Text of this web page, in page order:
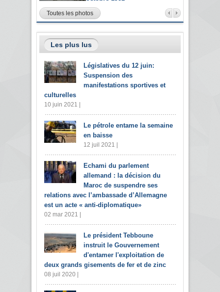
Toutes les photos
Les plus lus
Législatives du 12 juin:
Suspension des
manifestations sportives et
culturelles
10 juin 2021 |
Le pétrole entame la semaine
en baisse
12 juil 2021 |
Echami du parlement
allemand : la décision du
Maroc de suspendre ses
relations avec l’ambassade d’Allemagne
est un acte « anti-diplomatique»
02 mar 2021 |
Le président Tebboune
instruit le Gouvernement
d'entamer l'exploitation de
deux grands gisements de fer et de zinc
08 juil 2020 |